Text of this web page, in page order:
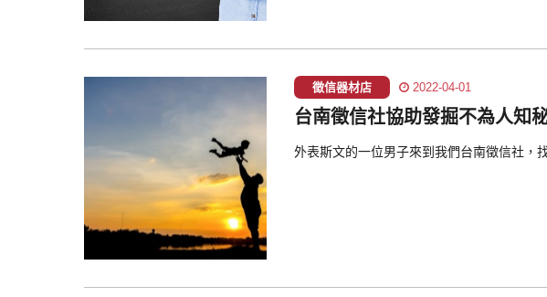
徵信器材店 2022-04-01
台南徵信社協助發掘不為人知
外表斯文的一位男子來到我們台南徵信社，